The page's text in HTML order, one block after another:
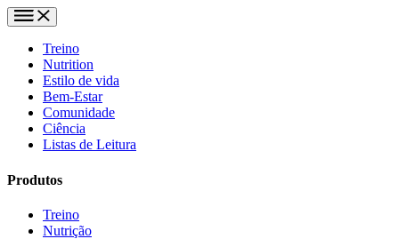
Treino
Nutrition
Estilo de vida
Bem-Estar
Comunidade
Ciência
Listas de Leitura
Produtos
Treino
Nutrição